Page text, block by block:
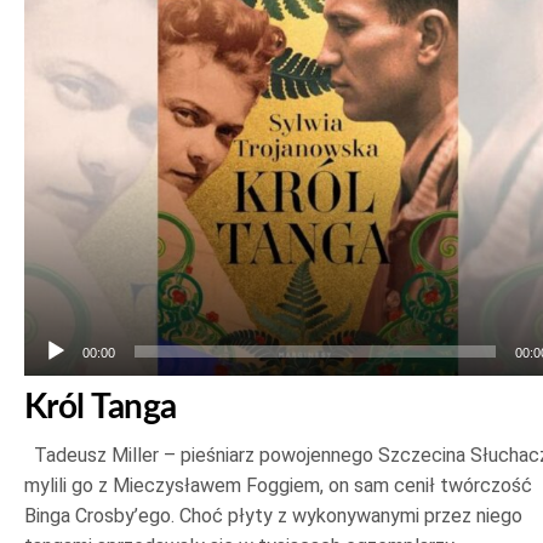
00:00
Król Tanga
Tadeusz Miller – pieśniarz powojennego Szczecina
mylili go z Mieczysławem Foggiem, on sam cenił twórczość
Binga Crosby’ego. Choć płyty z wykonywanymi przez niego